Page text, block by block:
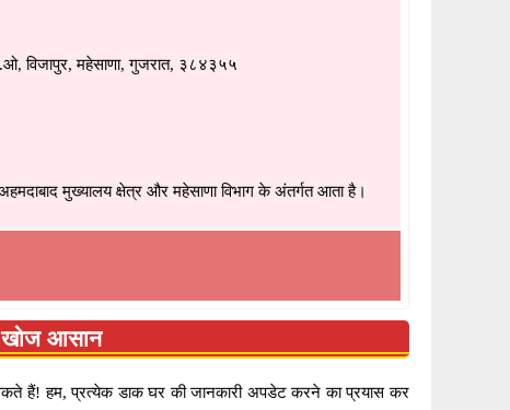
विजापुर, महेसाणा, गुजरात, ३८४३५५
मुख्यालय क्षेत्र और महेसाणा विभाग के अंतर्गत आता है।
खोज आसान
हैं! हम, प्रत्येक डाक घर की जानकारी अपडेट करने का प्रयास कर